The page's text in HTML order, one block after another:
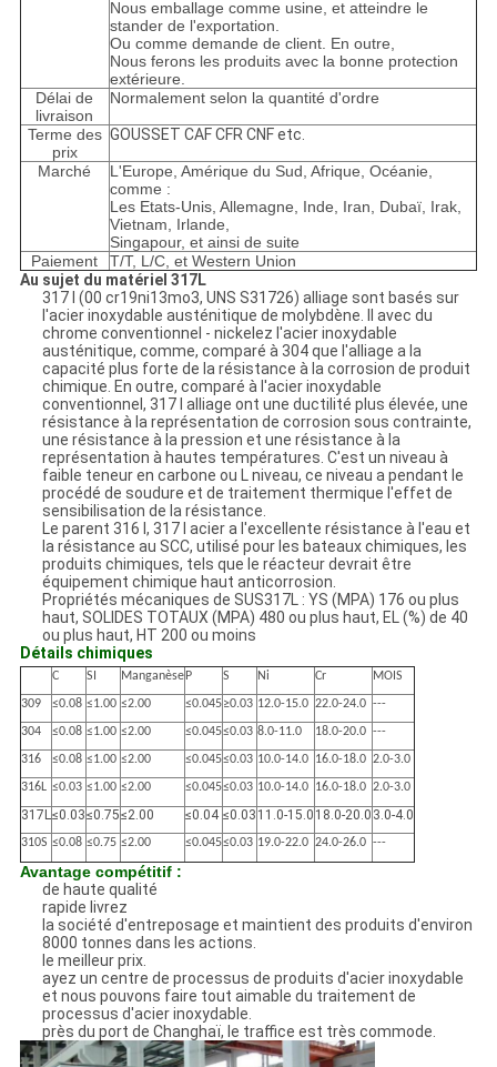
Nous emballage comme usine, et atteindre le
stander de l'exportation.
Ou comme demande de client. En outre,
Nous ferons les produits avec la bonne protection
extérieure.
Délai de
livraison
Normalement selon la quantité d'ordre
Terme des
prix
GOUSSET CAF CFR CNF etc.
Marché
L'Europe, Amérique du Sud, Afrique, Océanie,
comme :
Les Etats-Unis, Allemagne, Inde, Iran, Dubaï, Irak,
Vietnam, Irlande,
Singapour, et ainsi de suite
Paiement
T/T, L/C, et Western Union
Au sujet du matériel 317L
317 l (00 cr19ni13mo3, UNS S31726) alliage sont basés sur
l'acier inoxydable austénitique de molybdène. Il avec du
chrome conventionnel - nickelez l'acier inoxydable
austénitique, comme, comparé à 304 que l'alliage a la
capacité plus forte de la résistance à la corrosion de produit
chimique. En outre, comparé à l'acier inoxydable
conventionnel, 317 l alliage ont une ductilité plus élevée, une
résistance à la représentation de corrosion sous contrainte,
une résistance à la pression et une résistance à la
représentation à hautes températures. C'est un niveau à
faible teneur en carbone ou L niveau, ce niveau a pendant le
procédé de soudure et de traitement thermique l'effet de
sensibilisation de la résistance.
Le parent 316 l, 317 l acier a l'excellente résistance à l'eau et
la résistance au SCC, utilisé pour les bateaux chimiques, les
produits chimiques, tels que le réacteur devrait être
équipement chimique haut anticorrosion.
Propriétés mécaniques de SUS317L : YS (MPA) 176 ou plus
haut, SOLIDES TOTAUX (MPA) 480 ou plus haut, EL (%) de 40
ou plus haut, HT 200 ou moins
Détails chimiques
C SI ManganèseP S Ni Cr MOIS
309 ≤0.08 ≤1.00 ≤2.00 ≤0.045≥0.03 12.0-15.0 22.0-24.0 ---
304 ≤0.08 ≤1.00 ≤2.00 ≤0.045≤0.03 8.0-11.0 18.0-20.0 ---
316 ≤0.08 ≤1.00 ≤2.00 ≤0.045≤0.03 10.0-14.0 16.0-18.0 2.0-3.0
316L ≤0.03 ≤1.00 ≤2.00 ≤0.045≤0.03 10.0-14.0 16.0-18.0 2.0-3.0
317L≤0.03≤0.75≤2.00 ≤0.04 ≤0.03 11.0-15.0 18.0-20.0 3.0-4.0
310S ≤0.08 ≤0.75 ≤2.00 ≤0.045≤0.03 19.0-22.0 24.0-26.0 ---
Avantage compétitif :
de haute qualité
rapide livrez
la société d'entreposage et maintient des produits d'environ
8000 tonnes dans les actions.
le meilleur prix.
ayez un centre de processus de produits d'acier inoxydable
et nous pouvons faire tout aimable du traitement de
processus d'acier inoxydable.
près du port de Changhaï, le traffice est très commode.